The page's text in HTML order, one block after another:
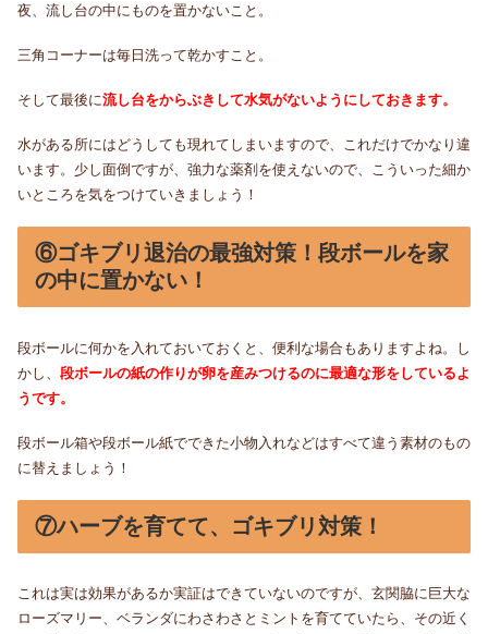
夜、流し台の中にものを置かないこと。
三角コーナーは毎日洗って乾かすこと。
そして最後に流し台をからぶきして水気がないようにしておきます。
水がある所にはどうしても現れてしまいますので、これだけでかなり違
います。少し面倒ですが、強力な薬剤を使えないので、こういった細か
いところを気をつけていきましょう！
⑥ゴキブリ退治の最強対策！段ボールを家
の中に置かない！
段ボールに何かを入れておいておくと、便利な場合もありますよね。し
かし、 段ボールの紙の作りが卵を産みつけるのに最適な形をしているよ
うです。
段ボール箱や段ボール紙でできた小物入れなどはすべて違う素材のもの
に替えましょう！
⑦ハーブを育てて、ゴキブリ対策！
これは実は効果があるか実証はできていないのですが、玄関脇に巨大な
ローズマリー、ベランダにわさわさとミントを育てていたら、その近く